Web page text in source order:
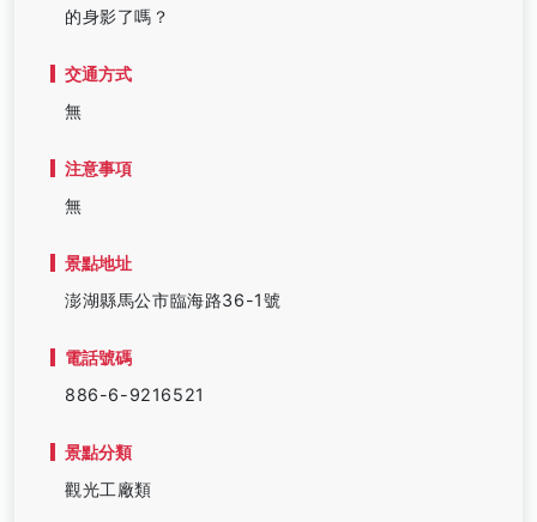
的身影了嗎？
交通方式
無
注意事項
無
景點地址
澎湖縣馬公市臨海路36-1號
電話號碼
886-6-9216521
景點分類
觀光工廠類